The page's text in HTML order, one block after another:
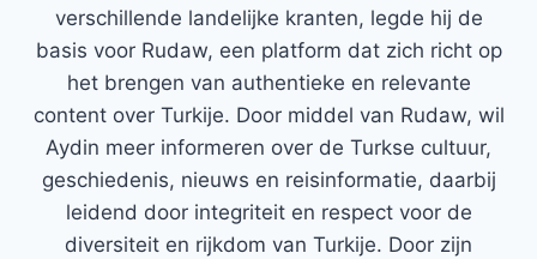
verschillende landelijke kranten, legde hij de
basis voor Rudaw, een platform dat zich richt op
het brengen van authentieke en relevante
content over Turkije. Door middel van Rudaw, wil
Aydin meer informeren over de Turkse cultuur,
geschiedenis, nieuws en reisinformatie, daarbij
leidend door integriteit en respect voor de
diversiteit en rijkdom van Turkije. Door zijn